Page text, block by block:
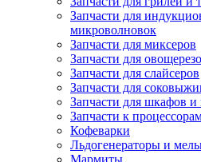
Запчасти для
микроволновок
Запчасти для миксеров
Запчасти для
Запчасти для слайсеров
Запчасти для
Запчасти для шкафов и
Запчасти к
Кофеварки
Льдогенераторы и
Мармиты